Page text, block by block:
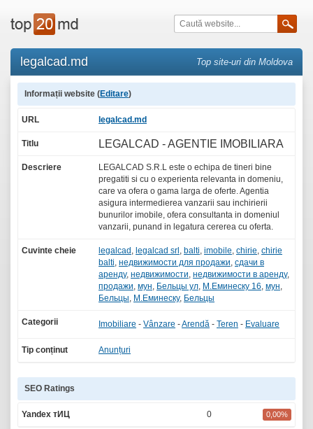
legalcad.md Top site-uri din Moldova
Informații website (Editare)
URL legalcad.md
Titlu LEGALCAD - AGENTIE IMOBILIARA
Descriere
LEGALCAD S.R.L este o echipa de tineri bine
pregatiti si cu o experienta relevanta in domeniu,
care va ofera o gama larga de oferte. Agentia
asigura intermedierea vanzarii sau inchirierii
bunurilor imobile, ofera consultanta in domeniul
vanzarii, punand in legatura cererea cu oferta.
Cuvinte cheie legalcad , legalcad srl , balti, imobile, chirie, chirie
balti, недвижимости для продажи, сдачи в
аренду, недвижимости, недвижимости в аренду,
продажи, мун, Бельцы ул, М.Еминеску 16, мун,
Бельцы, М.Еминеску, Бельцы
Categorii Imobiliare - Vânzare -Arendă - Teren - Evaluare
Tip conținut Anunțuri
SEO Ratings
Yandex тИЦ 0 0,00%